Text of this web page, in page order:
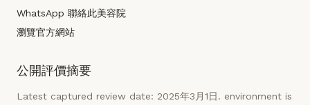
WhatsApp 聯絡此美容院
瀏覽官方網站
公開評價摘要
Latest captured review date: 2025年3月1日. environment is